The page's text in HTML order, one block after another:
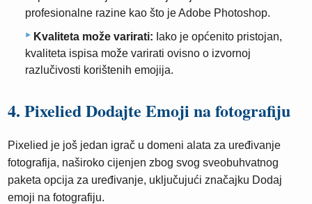
profesionalne razine kao što je Adobe Photoshop.
Kvaliteta može varirati: Iako je općenito pristojan,
kvaliteta ispisa može varirati ovisno o izvornoj
razlučivosti korištenih emojija.
4. Pixelied Dodajte Emoji na fotografiju
Pixelied je još jedan igrač u domeni alata za uređivanje
fotografija, naširoko cijenjen zbog svog sveobuhvatnog
paketa opcija za uređivanje, uključujući značajku Dodaj
emoji na fotografiju.